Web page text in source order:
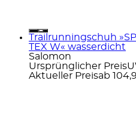
Trailrunningschuh
TEX W« wasserdicht
Salomon
Ursprünglicher Preis
Aktueller Preisab